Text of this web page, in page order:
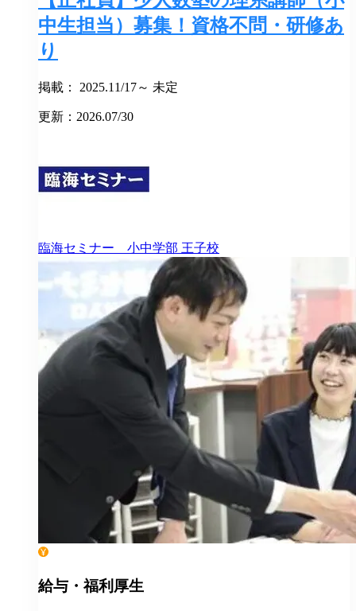
中生担当）募集！資格不問・研修あ
り
掲載： 2025.11/17～ 未定
更新：2026.07/30
臨海セミナー 小中学部 王子校
給与・福利厚生